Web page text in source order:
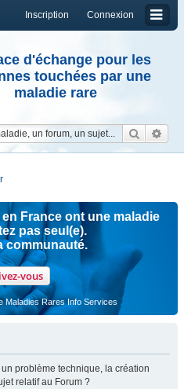
Connexion
Inscription
d'échange pour les
touchées par une
maladie rare
France ont une maladie
pas seul(e).
communauté.
vous
Maladies Rares Info Services
problème technique, la création
relatif au Forum ?